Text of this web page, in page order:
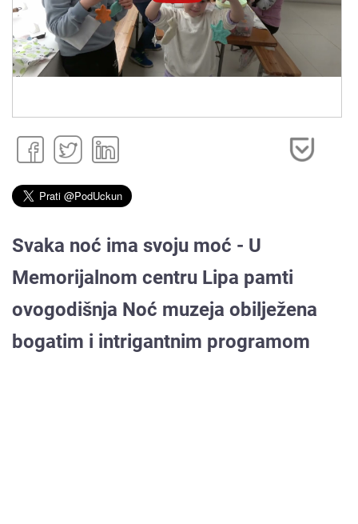
Svaka noć ima svoju moć - U
Memorijalnom centru Lipa pamti
ovogodišnja Noć muzeja obilježena
bogatim i intrigantnim programom